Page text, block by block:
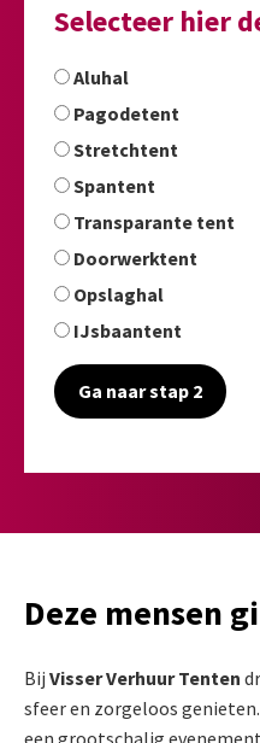
Selecteer hier
Aluhal
Pagodetent
Stretchtent
Spantent
Transparante tent
Doorwerktent
Opslaghal
IJsbaantent
Ga naar stap 2
Deze mensen
Bij Visser Verhuur Tenten
sfeer en zorgeloos
een grootschalig